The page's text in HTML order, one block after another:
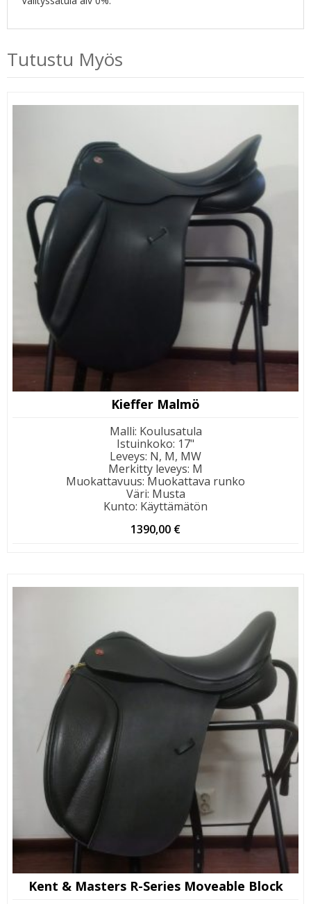
Tutustu Myös
Kieffer Malmö
Malli: Koulusatula
Istuinkoko: 17"
Leveys: N, M, MW
Merkitty leveys: M
Muokattavuus: Muokattava runko
Väri: Musta
Kunto: Käyttämätön
1390,00 €
Kent & Masters R-Series Moveable Block